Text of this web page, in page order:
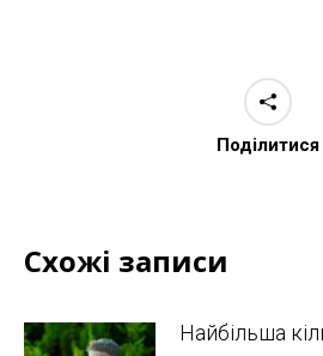
Поділитися
Схожі записи
Найбільша